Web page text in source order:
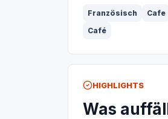
Französisch Cafe
Café
HIGHLIGHTS
Was